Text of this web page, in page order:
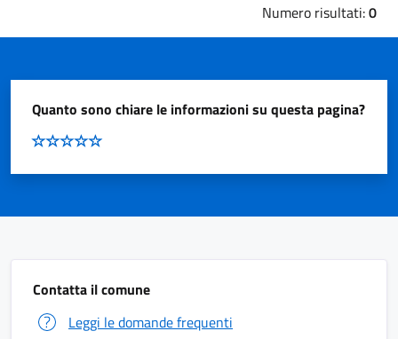
Numero risultati:0
Quanto sono chiare le informazioni su questa pagina?
Contatta il comune
Leggi le domande frequenti